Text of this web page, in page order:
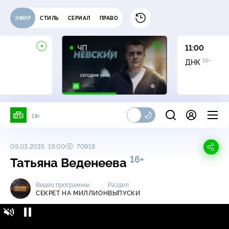
ЭФИР СТИЛЬ СЕРИАЛ ПРАВО
ЧП
11:00
ДНК 16+
18+
09.03.2019, 19:00 70918
Татьяна Веденеева 16+
Видео программы
СЕКРЕТ НА МИЛЛИОН
Раздел
ВЫПУСКИ